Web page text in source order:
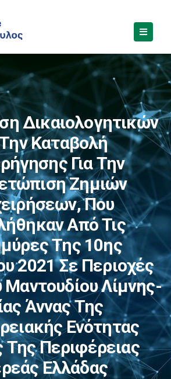
Δικαιολογητικών
Την Καταβολή
Για Την
Ζημιών
Που
Από Τις
Της 10ης
2021 Σε Περιοχές
Λίμνης-
Άννας Της
Ενότητας
Της Περιφέρειας
Ελλάδας